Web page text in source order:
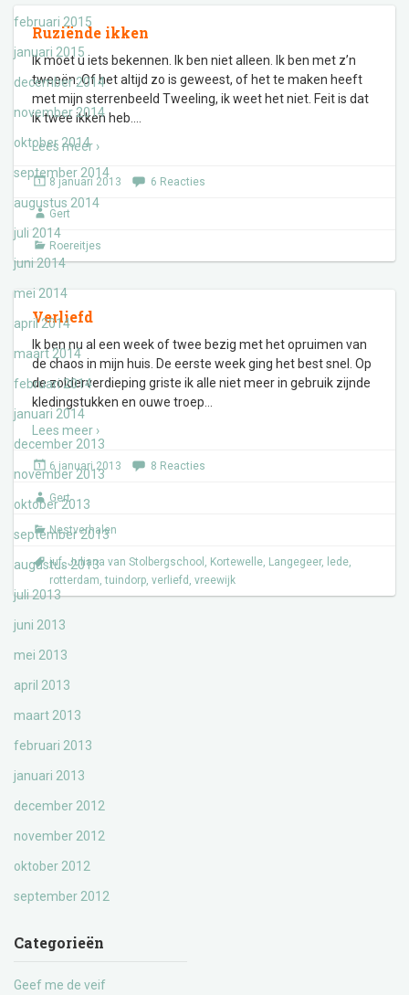
februari 2015
januari 2015
december 2014
november 2014
oktober 2014
september 2014
augustus 2014
juli 2014
juni 2014
mei 2014
april 2014
maart 2014
februari 2014
januari 2014
december 2013
november 2013
oktober 2013
september 2013
augustus 2013
juli 2013
juni 2013
mei 2013
april 2013
maart 2013
februari 2013
januari 2013
december 2012
november 2012
oktober 2012
september 2012
Categorieën
Geef me de veif
Ruziënde ikken
Ik moet u iets bekennen. Ik ben niet alleen. Ik ben met z’n
tweeën. Of het altijd zo is geweest, of het te maken heeft
met mijn sterrenbeeld Tweeling, ik weet het niet. Feit is dat
ik twee ikken heb.
Lees meer ›
8 januari 2013 6 Reacties
Gert
Roereitjes
Verliefd
Ik ben nu al een week of twee bezig met het opruimen van
de chaos in mijn huis. De eerste week ging het best snel. Op
de zolderverdieping griste ik alle niet meer in gebruik zijnde
kledingstukken en ouwe troep
Lees meer ›
6 januari 2013 8 Reacties
Gert
Nestverhalen
juf,Juliana van Stolbergschool , Kortewelle, Langegeer, lede,
rotterdam,tuindorp, verliefd , vreewijk